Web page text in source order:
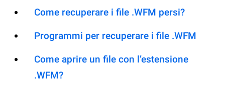
Come recuperare i file .WFM persi?
Programmi per recuperare i file .WFM
Come aprire un file con l’estensione
.WFM?